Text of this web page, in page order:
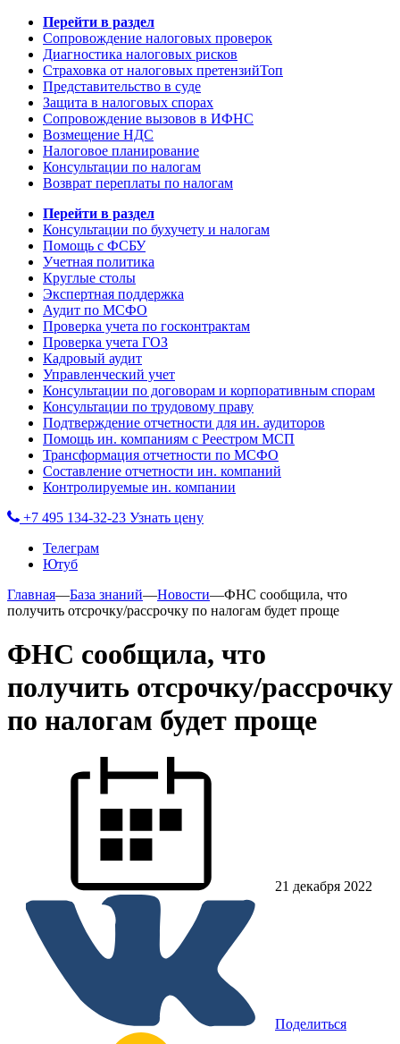
Перейти в раздел
Сопровождение налоговых проверок
Диагностика налоговых рисков
Страховка от налоговых претензийТоп
Представительство в суде
Защита в налоговых спорах
Сопровождение вызовов в ИФНС
Возмещение НДС
Налоговое планирование
Консультации по налогам
Возврат переплаты по налогам
Перейти в раздел
Консультации по бухучету и налогам
Помощь с ФСБУ
Учетная политика
Круглые столы
Экспертная поддержка
Аудит по МСФО
Проверка учета по госконтрактам
Проверка учета ГОЗ
Кадровый аудит
Управленческий учет
Консультации по договорам и корпоративным спорам
Консультации по трудовому праву
Подтверждение отчетности для ин. аудиторов
Помощь ин. компаниям с Реестром МСП
Трансформация отчетности по МСФО
Составление отчетности ин. компаний
Контролируемые ин. компании
+7 495 134-32-23 Узнать цену
Телеграм
Ютуб
Главная—База знаний—Новости—ФНС сообщила, что
получить отсрочку/рассрочку по налогам будет проще
ФНС сообщила, что
получить отсрочку/рассрочку
по налогам будет проще
21 декабря 2022
Поделиться